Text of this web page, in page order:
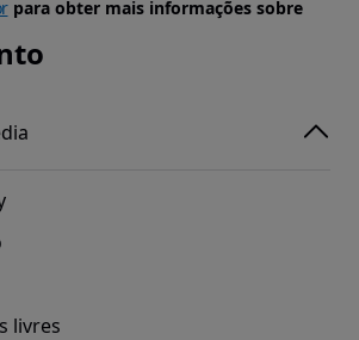
para obter mais informações sobre
livres